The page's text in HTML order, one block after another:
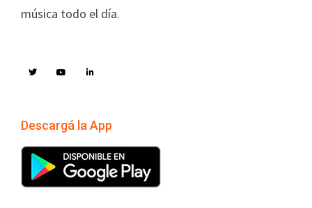
música todo el día.
Descargá la App